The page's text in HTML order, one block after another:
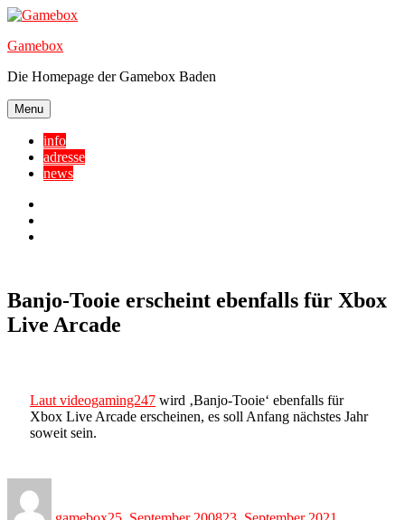
Skip
content
Gamebox
Die Homepage der Gamebox Baden
Menu
info
adresse
news
Banjo-Tooie erscheint ebenfalls für Xbox
Live Arcade
Laut videogaming247 wird ‚Banjo-Tooie‘ ebenfalls für
Xbox Live Arcade erscheinen, es soll Anfang nächstes Jahr
soweit sein.